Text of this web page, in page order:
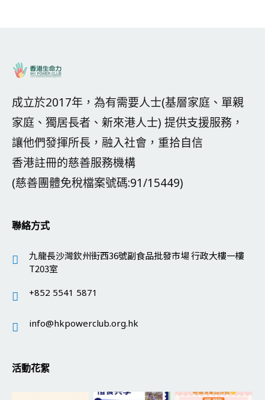
成立於2017年，為有需要人士(基層家庭、單親
家庭、獨居長者、新來港人士) 提供支援服務，
讓他們發揮所長，融入社會，重拾自信
香港註冊的慈善服務機構
(慈善團體免稅檔案號碼:91/15449)
聯絡方式
九龍長沙灣欽州街西36號副食品批發市場 行政大樓一樓
T203室
+852 5541 5871
info@hkpowerclub.org.hk
活動花絮